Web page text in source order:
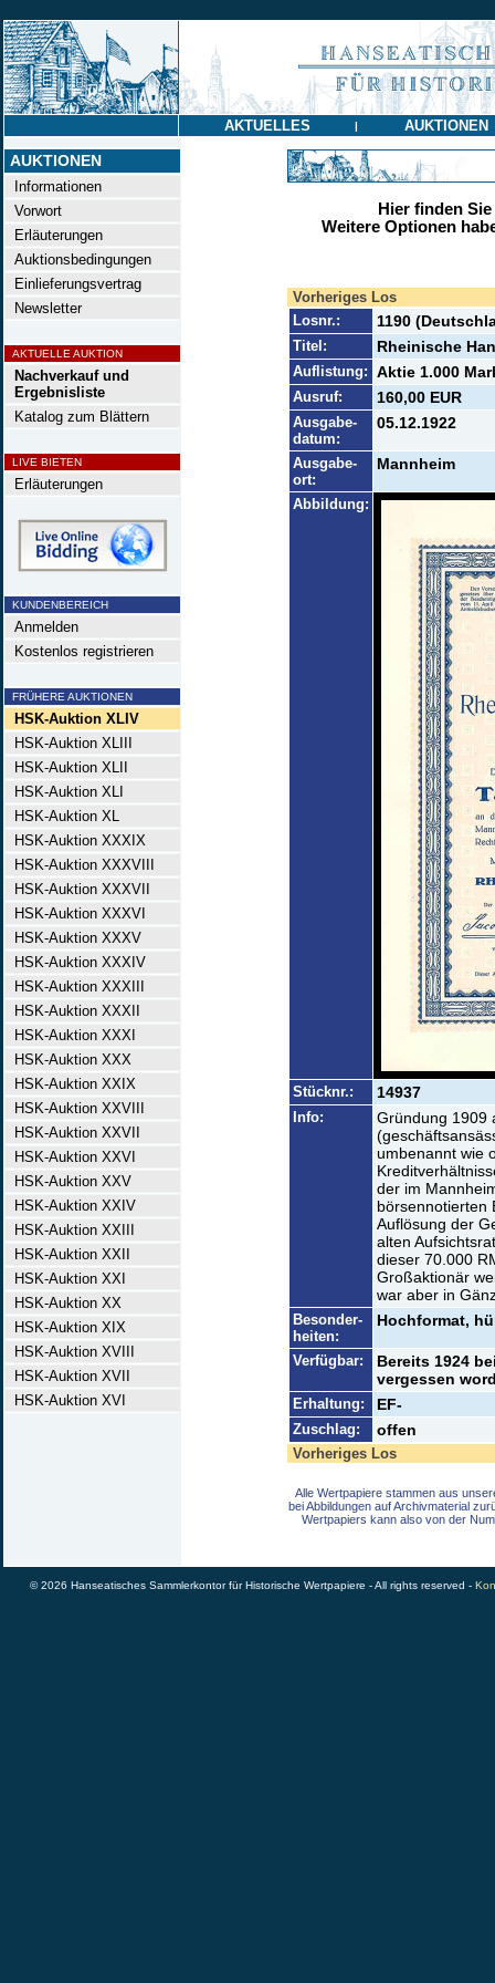
AKTUELLES | AUKTIONEN
AUKTIONEN
Informationen
Vorwort
Erläuterungen
Auktionsbedingungen
Einlieferungsvertrag
Newsletter
AKTUELLE AUKTION
Nachverkauf und
Ergebnisliste
Katalog zum Blättern
LIVE BIETEN
Erläuterungen
KUNDENBEREICH
Anmelden
Kostenlos registrieren
FRÜHERE AUKTIONEN
HSK-Auktion XLIV
HSK-Auktion XLIII
HSK-Auktion XLII
HSK-Auktion XLI
HSK-Auktion XL
HSK-Auktion XXXIX
HSK-Auktion XXXVIII
HSK-Auktion XXXVII
HSK-Auktion XXXVI
HSK-Auktion XXXV
HSK-Auktion XXXIV
HSK-Auktion XXXIII
HSK-Auktion XXXII
HSK-Auktion XXXI
HSK-Auktion XXX
HSK-Auktion XXIX
HSK-Auktion XXVIII
HSK-Auktion XXVII
HSK-Auktion XXVI
HSK-Auktion XXV
HSK-Auktion XXIV
HSK-Auktion XXIII
HSK-Auktion XXII
HSK-Auktion XXI
HSK-Auktion XX
HSK-Auktion XIX
HSK-Auktion XVIII
HSK-Auktion XVII
HSK-Auktion XVI
Hier finden
Weitere Optionen
Vorheriges Los
Losnr.:
1190
Titel: Rheinische
Auflistung: Aktie 1.000
Ausruf: 160,00 EUR
Ausgabe-
datum:
05.12.1922
Ausgabe-
ort:
Mannheim
Abbildung:
Stücknr.: 14937
Info:
Gründung 1909
umbenannt wie
der im
börsennotierten
Auflösung der
alten
dieser 70.000
Großaktionär
war aber in
Besonder-
heiten:
Hochformat,
Verfügbar:
Bereits 1924
vergessen
Erhaltung: EF-
Zuschlag: offen
Vorheriges Los
Alle Wertpapiere stammen aus
bei Abbildungen auf Archivmaterial
Wertpapiers kann also von der
© 2026 Hanseatisches Sammlerkontor für Historische Wertpapiere - All rights reserved -